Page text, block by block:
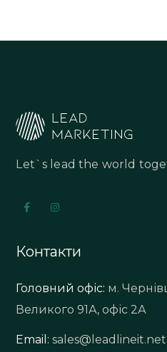
Let`s lead the world
Контакти
Головний офіс: м.
Великого 91А, офіс 2А
Email: sales@leadlineit.net